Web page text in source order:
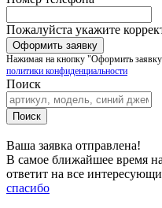
Пожалуйста укажите
Нажимая на кнопку "Оформить
политики конфиденциальности
Поиск
Ваша заявка отправлена!
В самое ближайшее время
ответит на все
спасибо